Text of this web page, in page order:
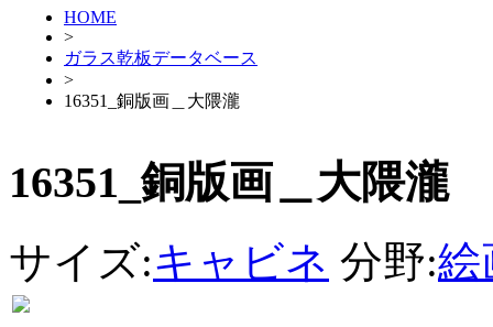
HOME
>
ガラス乾板データベース
>
16351_銅版画＿大隈瀧
16351_銅版画＿大隈瀧
サイズ:キャビネ 分野:絵